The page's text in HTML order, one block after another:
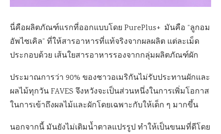
นี่คือผลิตภัณฑ์แรกที่ออกแบบโดย PurePlus+ มันคือ “ลูกอม
อัพไซเคิล” ที่ให้สารอาหารที่แท้จริงจากผลผลิต แต่ละเม็ด
ประกอบด้วย เส้นใยสารอาหารรองจากกลุ่มผลิตภัณฑ์ผัก
ประมาณการว่า 90% ของชาวอเมริกันไม่รับประทานผักและ
ผลไม้ทุกวัน FAVES จึงหวังจะเป็นส่วนหนึ่งในการเพิ่มโอกาส
ในการเข้าถึงผลไม้และผักโดยเฉพาะกับให้เด็ก ๆ มากขึ้น
นอกจากนี้ มันยังไม่เติมน้ำตาลแปรรูป ทำให้เป็นขนมที่ดีโดย